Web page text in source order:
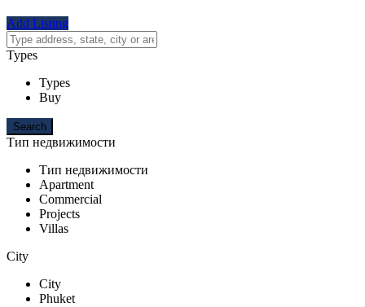
Add Listing
Types
Types
Buy
Тип недвижимости
Тип недвижимости
Apartment
Commercial
Projects
Villas
City
City
Phuket